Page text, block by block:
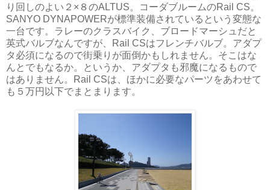
り回しのよい２×８のALTUS。コーダブルームのRail CS。
SANYO DYNAPOWERが標準装備されているという変態な
一台です。ラレーのクラスバイク、ブロードマーシュだと
英式バルブなんですが、Rail CSはフレンチバルブ。アダプ
タ必須になるので街乗りが面倒かもしれません。そこはな
んとでもなるか。というか、アダプタも邪魔になるもので
はありません。Rail CSは、ほかに必要なパーツをあわせて
も５万円以下でまとまります。